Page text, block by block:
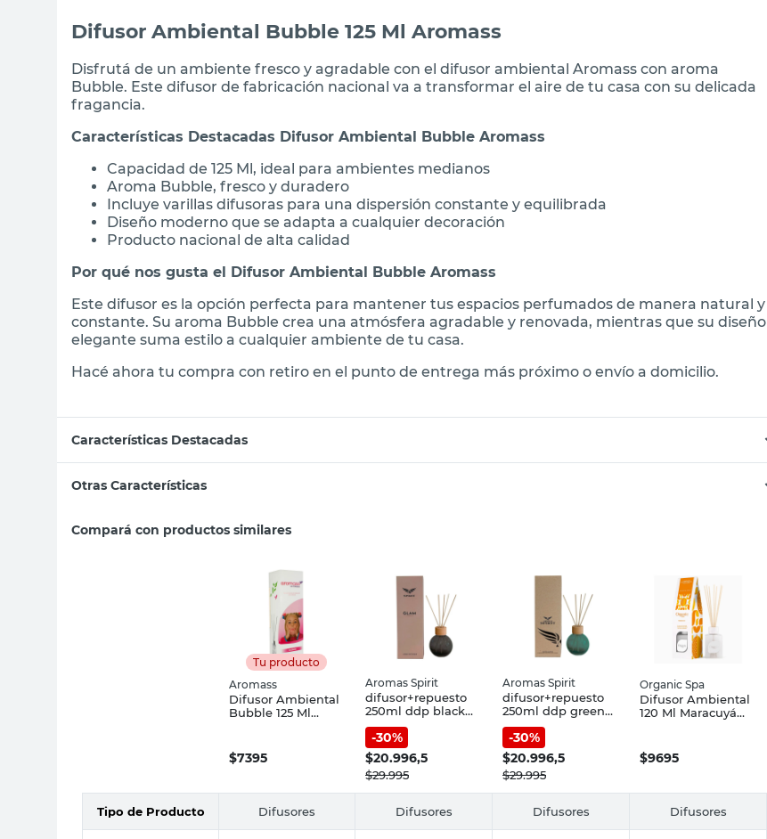
Difusor Ambiental Bubble 125 Ml Aromass
Disfrutá de un ambiente fresco y agradable con el difusor ambiental Aromass con aroma
Bubble. Este difusor de fabricación nacional va a transformar el aire de tu casa con su delicada
fragancia.
Características Destacadas Difusor Ambiental Bubble Aromass
Capacidad de 125 Ml, ideal para ambientes medianos
Aroma Bubble, fresco y duradero
Incluye varillas difusoras para una dispersión constante y equilibrada
Diseño moderno que se adapta a cualquier decoración
Producto nacional de alta calidad
Por qué nos gusta el Difusor Ambiental Bubble Aromass
Este difusor es la opción perfecta para mantener tus espacios perfumados de manera natural y
constante. Su aroma Bubble crea una atmósfera agradable y renovada, mientras que su diseño
elegante suma estilo a cualquier ambiente de tu casa.
Hacé ahora tu compra con retiro en el punto de entrega más próximo o envío a domicilio.
Características Destacadas
Otras Características
Compará con productos similares
Tu producto
Aromass
Difusor Ambiental
Bubble 125 Ml
$7395
Aromas Spirit
difusor+repuesto
250ml ddp black
office
-30%
$20.996,5
$29.995
Aromas Spirit
difusor+repuesto
250ml ddp green
office
-30%
$20.996,5
$29.995
Organic Spa
Difusor Ambiental
120 Ml Maracuyá
$9695
Tipo de Producto Difusores Difusores Difusores Difusores